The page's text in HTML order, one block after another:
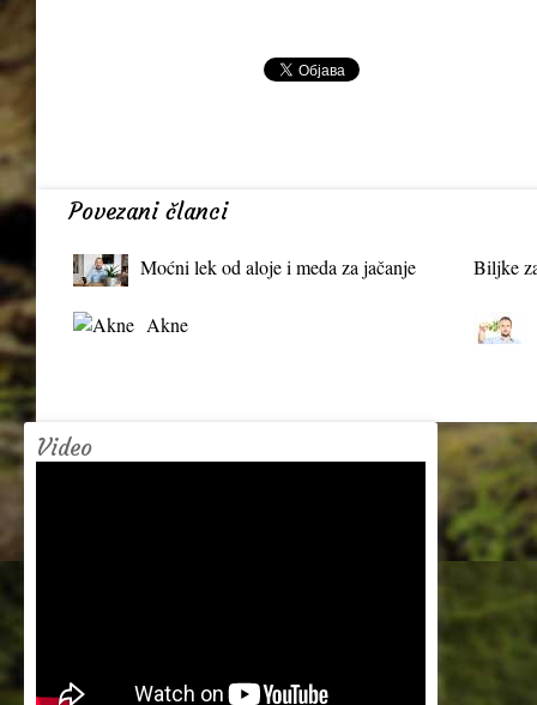
Povezani članci
Moćni lek od aloje i meda za jačanje
Biljke
Akne
Video